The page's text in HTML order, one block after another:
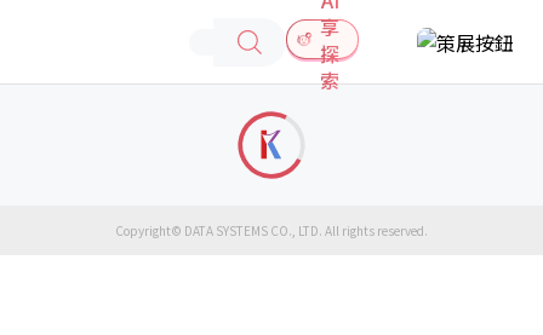
享
探
索
Copyright© DATA SYSTEMS CO., LTD. All rights reserved.